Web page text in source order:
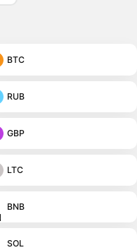
BTC
RUB
GBP
LTC
BNB
SOL